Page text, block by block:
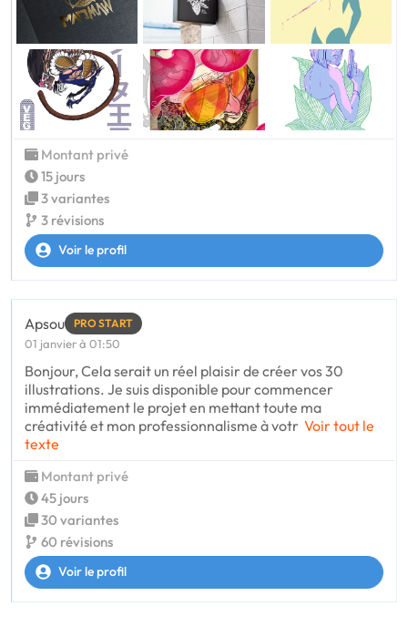
Montant privé
15 jours
3 variantes
3 révisions
Voir le profil
Apsou PRO START
01 janvier à 01:50
Bonjour, Cela serait un réel plaisir de créer vos 30
illustrations. Je suis disponible pour commencer
immédiatement le projet en mettant toute ma
créativité et mon professionnalisme à votr Voir tout le
texte
Montant privé
45 jours
30 variantes
60 révisions
Voir le profil